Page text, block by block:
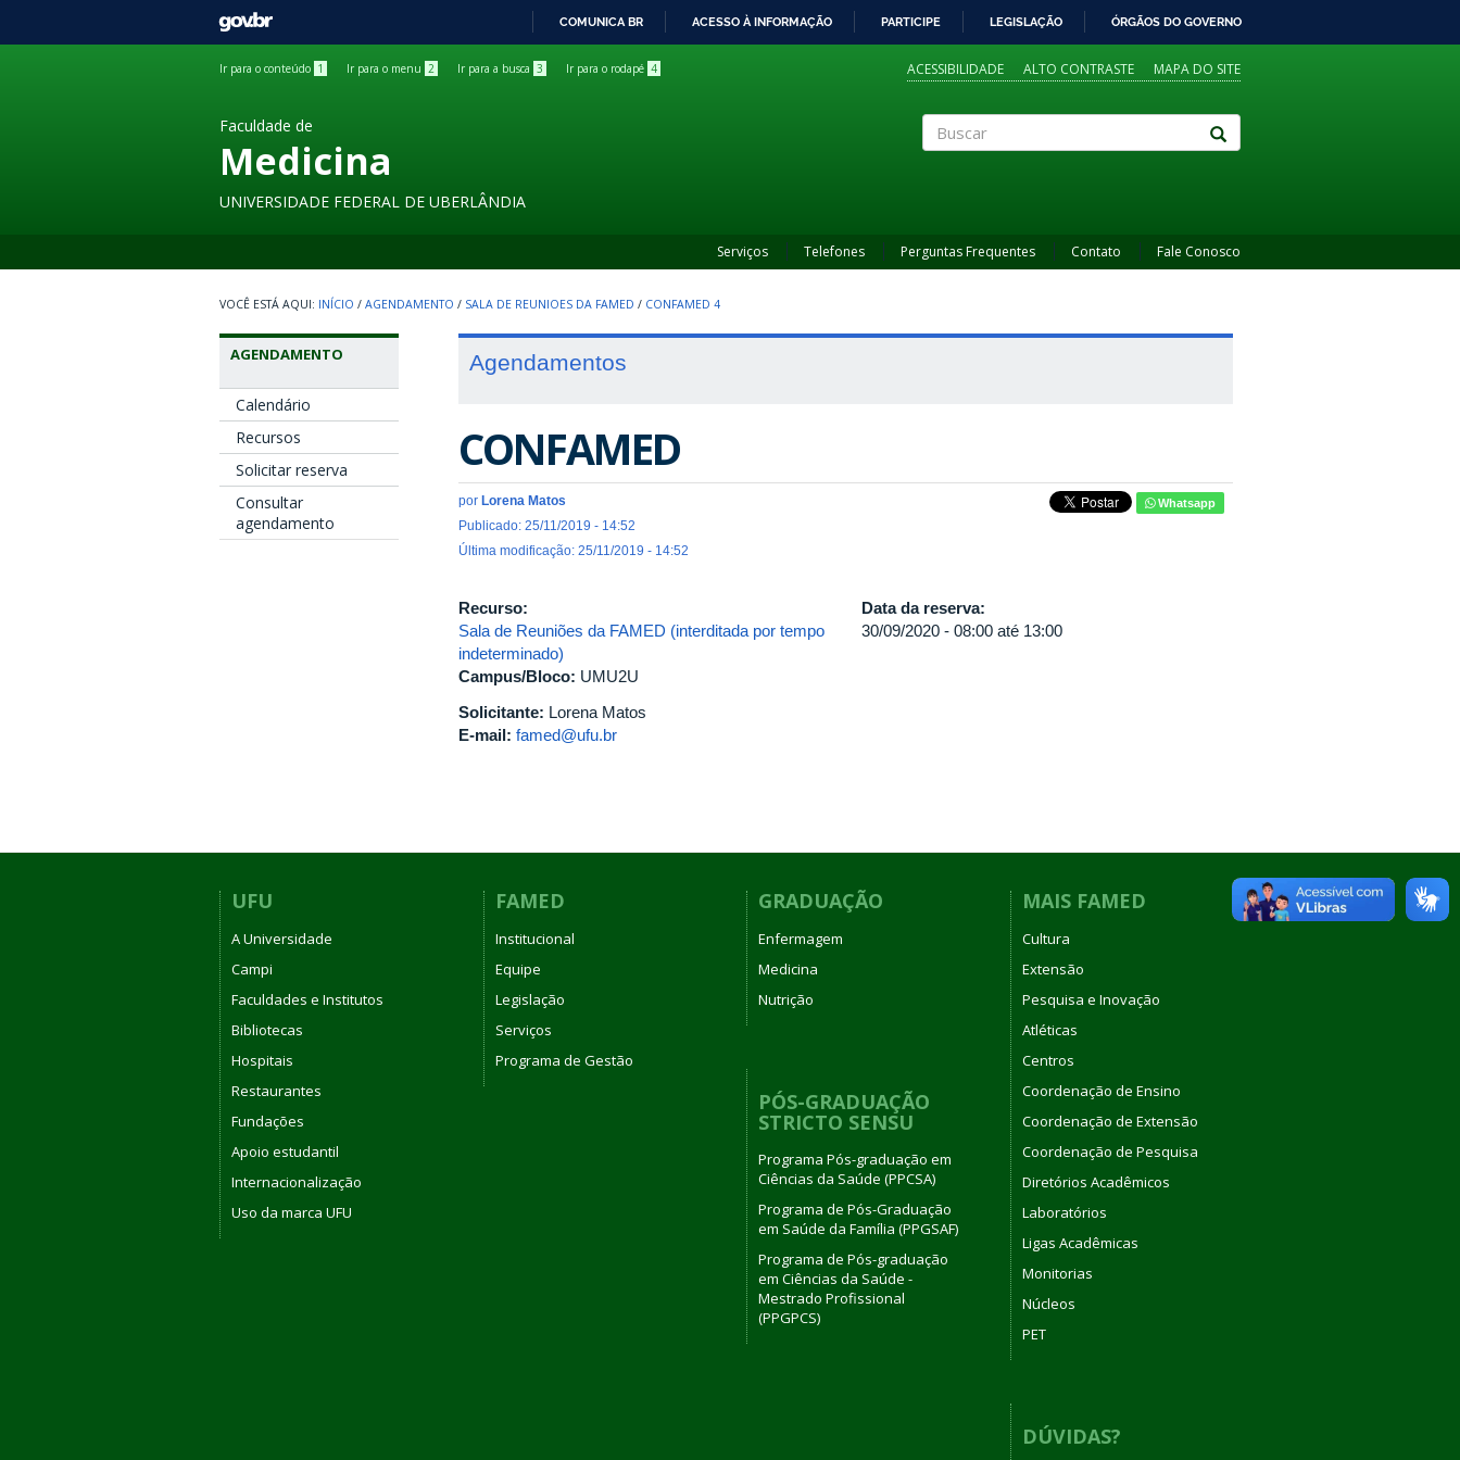
GOVBR
COMUNICA BR ACESSO À INFORMAÇÃO PARTICIPE LEGISLAÇÃO ÓRGÃOS DO GOVERNO
Ir para o conteúdo 1 Ir para o menu 2 Ir para a busca 3 Ir para o rodapé 4 ACESSIBILIDADE ALTO CONTRASTE MAPA DO SITE
Faculdade de
Medicina
UNIVERSIDADE FEDERAL DE UBERLÂNDIA
Serviços Telefones Perguntas Frequentes Contato Fale Conosco
INÍCIO / AGENDAMENTO / SALA DE REUNIOES DA FAMED / CONFAMED 4
AGENDAMENTO
Calendário
Recursos
Solicitar reserva
Consultar
agendamento
Agendamentos
CONFAMED
por Lorena Matos
Publicado: 25/11/2019 - 14:52
Última modificação: 25/11/2019 - 14:52
Whatsapp
Recurso:
Sala de Reuniões da FAMED (interditada por tempo
indeterminado)
Campus/Bloco: UMU2U
Solicitante: Lorena Matos
E-mail: famed@ufu.br
Data da reserva:
30/09/2020 -08:00 até 13:00
UFU
A Universidade
Campi
Faculdades e Institutos
Bibliotecas
Hospitais
Restaurantes
Fundações
Apoio estudantil
Internacionalização
Uso da marca UFU
FAMED
Institucional
Equipe
Legislação
Serviços
Programa de Gestão
GRADUAÇÃO
Enfermagem
Medicina
Nutrição
PÓS-GRADUAÇÃO
STRICTO SENSU
Programa Pós-graduação em
Ciências da Saúde (PPCSA)
Programa de Pós-Graduação
em Saúde da Família (PPGSAF)
Programa de Pós-graduação
em Ciências da Saúde -
Mestrado Profissional
(PPGPCS)
MAIS FAMED
Cultura
Extensão
Pesquisa e Inovação
Atléticas
Centros
Coordenação de Ensino
Coordenação de Extensão
Coordenação de Pesquisa
Diretórios Acadêmicos
Laboratórios
Ligas Acadêmicas
Monitorias
Núcleos
PET
DÚVIDAS?